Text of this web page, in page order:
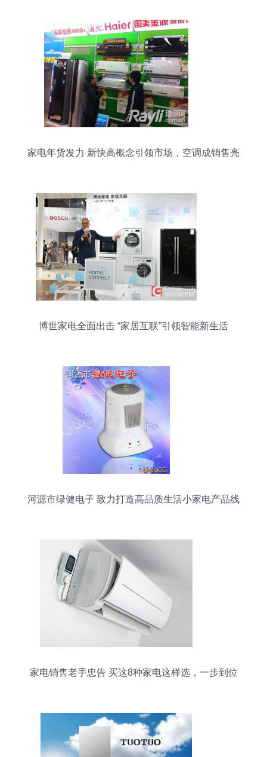
家电年货发力 新快高概念引领市场，空调成销售亮
博世家电全面出击 “家居互联”引领智能新生活
河源市绿健电子 致力打造高品质生活小家电产品线
家电销售老手忠告 买这8种家电这样选，一步到位